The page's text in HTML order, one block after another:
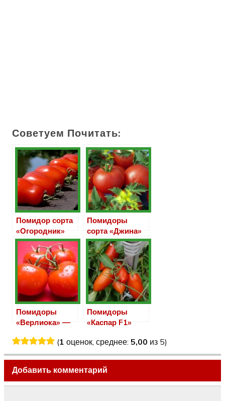
Советуем Почитать:
Помидор сорта
«Огородник»
Помидоры
сорта «Джина»
Помидоры
«Верлиока» —
томата
Помидоры
«Каспар F1»
(1 оценок, среднее: 5,00 из 5)
Добавить комментарий